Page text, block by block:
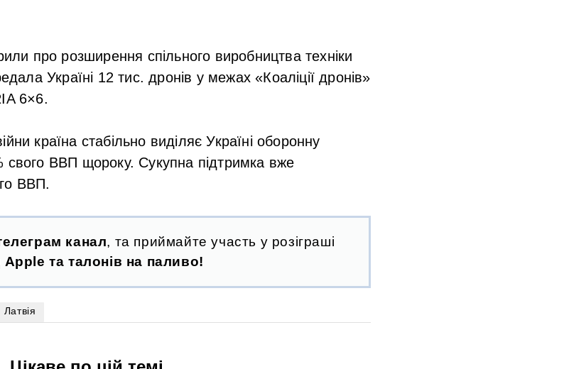
про розширення спільного виробництва техніки
Україні 12 тис. дронів у межах «Коаліції дронів»
6×6.
країна стабільно виділяє Україні оборонну
ВВП щороку. Сукупна підтримка вже
ВВП.
канал, та приймайте участь у розіграші
Apple та талонів на паливо!
Латвія